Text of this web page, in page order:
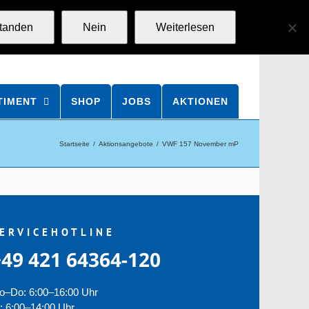
SHOP JOBS AKTIONEN
Startseite Aktionsangebote VWF 157 November mP
421 64364-120
6:00–16:00 Uhr
Nein Weiterlesen